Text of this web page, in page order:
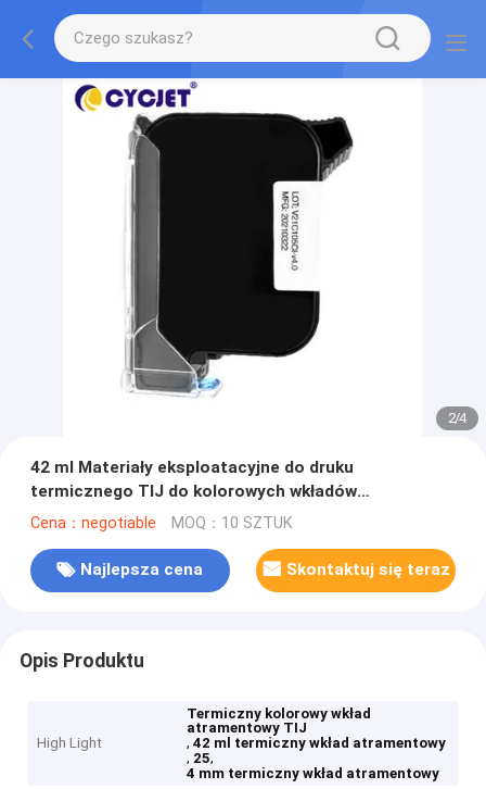
2/4
42 ml Materiały eksploatacyjne do druku
termicznego TIJ do kolorowych wkładów
atramentowych do drukarek atramentowych
Cena：negotiable MOQ：10 SZTUK
Najlepsza cena Skontaktuj się teraz
Opis Produktu
High Light
Termiczny kolorowy wkład
atramentowy TIJ
,42 ml termiczny wkład atramentowy
, 25,
4 mm termiczny wkład atramentowy